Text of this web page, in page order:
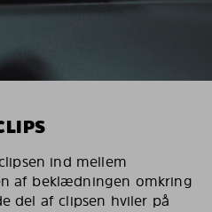
ind mellem
af beklædningen omkring
del af clipsen hviler på